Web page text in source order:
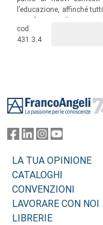
l’educazione, affinché
cod.
431.3.4
LA TUA OPINIONE
CATALOGHI
CONVENZIONI
LAVORARE CON NOI
LIBRERIE